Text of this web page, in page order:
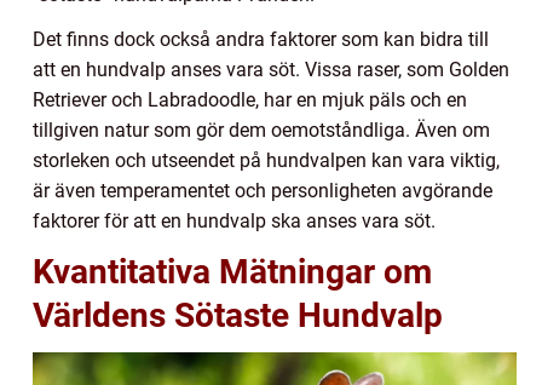
Det finns dock också andra faktorer som kan bidra till
att en hundvalp anses vara söt. Vissa raser, som Golden
Retriever och Labradoodle, har en mjuk päls och en
tillgiven natur som gör dem oemotståndliga. Även om
storleken och utseendet på hundvalpen kan vara viktig,
är även temperamentet och personligheten avgörande
faktorer för att en hundvalp ska anses vara söt.
Kvantitativa Mätningar om
Världens Sötaste Hundvalp